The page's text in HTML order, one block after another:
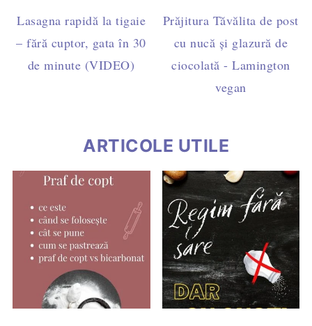
Lasagna rapidă la tigaie
– fără cuptor, gata în 30
de minute (VIDEO)
Prăjitura Tăvălita de post
cu nucă și glazură de
ciocolată - Lamington
vegan
ARTICOLE UTILE